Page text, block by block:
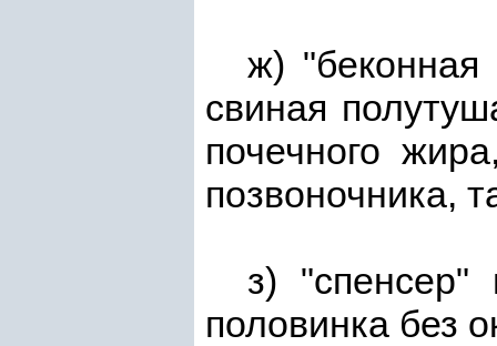
ж) "беконная
свиная
почечного
позвоночника,
з) "спенсер"
половинка без